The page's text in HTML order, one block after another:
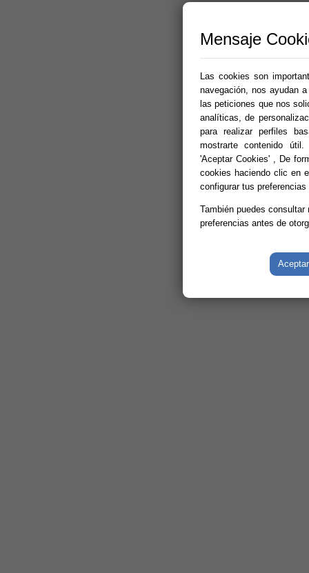
Mensaje
Las cookies son
navegación, nos ayudan
las peticiones que nos
analíticas, de
para realizar perfiles
mostrarte contenido
'Aceptar Cookies' , De
cookies haciendo clic en
configurar tus
También puedes
preferencias antes de